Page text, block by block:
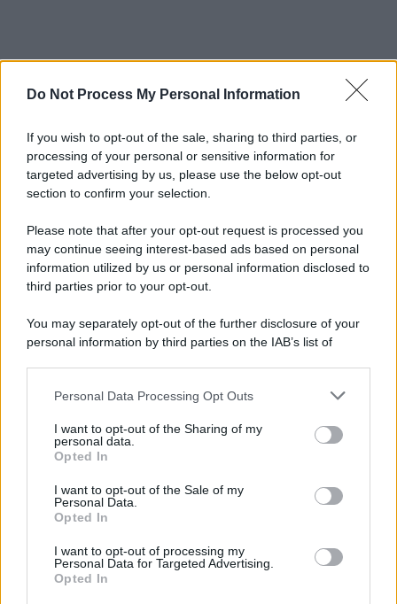
Do Not Process My Personal Information
If you wish to opt-out of the sale, sharing to third parties, or
processing of your personal or sensitive information for
targeted advertising by us, please use the below opt-out
section to confirm your selection.
Please note that after your opt-out request is processed you
may continue seeing interest-based ads based on personal
information utilized by us or personal information disclosed to
third parties prior to your opt-out.
You may separately opt-out of the further disclosure of your
personal information by third parties on the IAB’s list of
This information may also be disclosed by us to third parties
disclose it to other third parties.
Please note that this website/app uses one or more Google
services and may gather and store information including but
not limited to your visit or usage behaviour. You may click to
grant or deny consent to Google and its third-party tags to
consent section.
Personal Data Processing Opt Outs
I want to opt-out of the Sharing of my
personal data.
Opted In
I want to opt-out of the Sale of my
Personal Data.
Opted In
I want to opt-out of processing my
Personal Data for Targeted Advertising.
Opted In